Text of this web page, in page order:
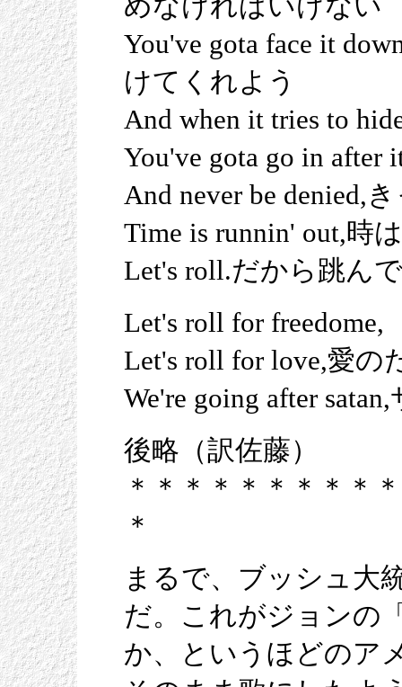
You've gota face it
けてくれよう
And when it tries to
You've gota go in
And never be denied,
Time is runnin' out,時
Let's roll.だから跳ん
Let's roll for
Let's roll for love,愛の
We're going after
後略（訳佐藤）
＊＊＊＊＊＊＊＊＊
＊
まるで、ブッシュ大
だ。これがジョンの
か、というほどのア